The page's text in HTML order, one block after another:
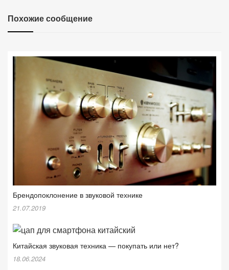
Похожие сообщение
Брендопоклонение в звуковой технике
21.07.2019
Китайская звуковая техника — покупать или нет?
18.06.2024